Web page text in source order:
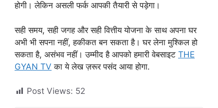
होगी। लेकिन असली फर्क आपकी तैयारी से पड़ेगा।
सही समय, सही जगह और सही वित्तीय योजना के साथ अपना घर
अभी भी सपना नहीं, हकीकत बन सकता है। घर लेना मुश्किल हो
सकता है, असंभव नहीं। उम्मीद है आपको हमारी वेबसाइट THE
GYAN TV का ये लेख ज़रूर पसंद आया होगा.
Post Views: 52